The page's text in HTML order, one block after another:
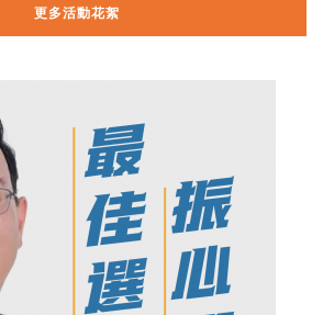
更多活動花絮